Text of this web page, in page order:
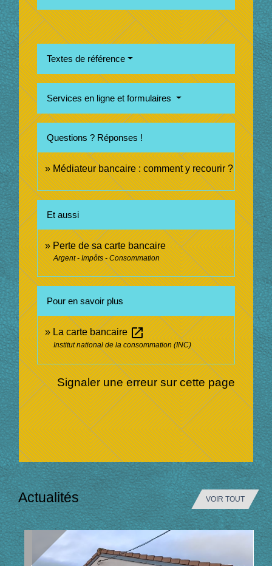
Textes de référence
Services en ligne et formulaires
Questions ? Réponses !
Médiateur bancaire : comment y recourir ?
Et aussi
Perte de sa carte bancaire
Argent - Impôts - Consommation
Pour en savoir plus
La carte bancaireopen_in_new
Institut national de la consommation (INC)
Signaler une erreur sur cette page
Actualités VOIR TOUT